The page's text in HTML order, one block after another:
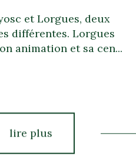
et Lorgues, deux
différentes. Lorgues
animation et sa cen...
lire plus